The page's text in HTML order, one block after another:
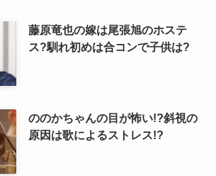
藤原竜也の嫁は尾張旭のホステ
ス?馴れ初めは合コンで子供は?
ののかちゃんの目が怖い!?斜視の
原因は歌によるストレス!?